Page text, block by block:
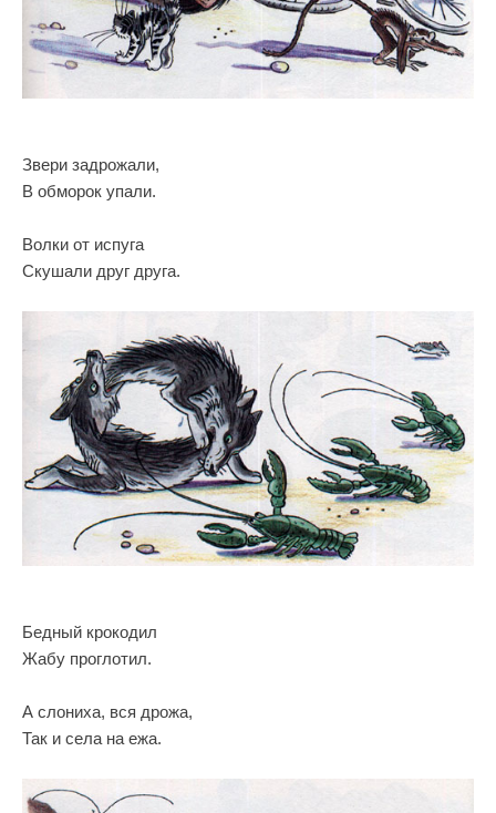
Звери задрожали,
В обморок упали.
Волки от испуга
Скушали друг друга.
Бедный крокодил
Жабу проглотил.
А слониха, вся дрожа,
Так и села на ежа.